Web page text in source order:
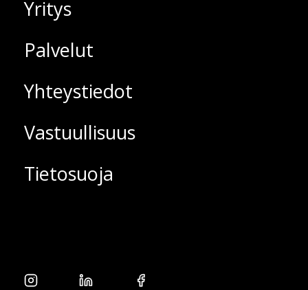
Yritys
Palvelut
Yhteystiedot
Vastuullisuus
Tietosuoja